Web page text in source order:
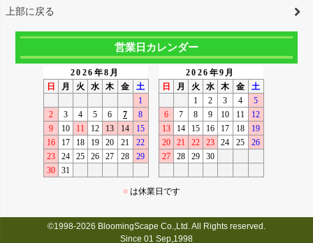
上部に戻る
営業日カレンダー
©1998-2026 BloomingScape Co.,Ltd. All Rights reserved.
Since 01 Sep,1998